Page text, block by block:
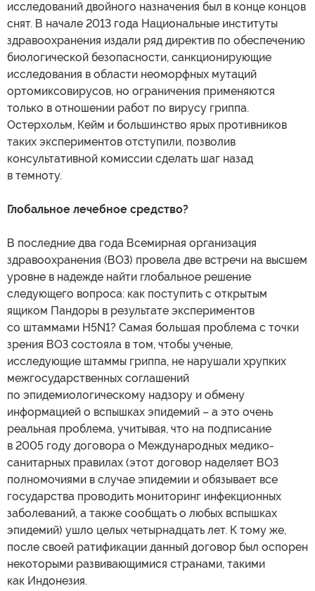
исследований двойного назначения был в конце концов
снят. В начале 2013 года Национальные институты
здравоохранения издали ряд директив по обеспечению
биологической безопасности, санкционирующие
исследования в области неоморфных мутаций
ортомиксовирусов, но ограничения применяются
только в отношении работ по вирусу гриппа.
Остерхольм, Кейм и большинство ярых противников
таких экспериментов отступили, позволив
консультативной комиссии сделать шаг назад
в темноту.
Глобальное лечебное средство?
В последние два года Всемирная организация
здравоохранения (ВОЗ) провела две встречи на высшем
уровне в надежде найти глобальное решение
следующего вопроса: как поступить с открытым
ящиком Пандоры в результате экспериментов
со штаммами H5N1? Самая большая проблема с точки
зрения ВОЗ состояла в том, чтобы ученые,
исследующие штаммы гриппа, не нарушали хрупких
межгосударственных соглашений
по эпидемиологическому надзору и обмену
информацией о вспышках эпидемий – а это очень
реальная проблема, учитывая, что на подписание
в 2005 году договора о Международных медико-
санитарных правилах (этот договор наделяет ВОЗ
полномочиями в случае эпидемии и обязывает все
государства проводить мониторинг инфекционных
заболеваний, а также сообщать о любых вспышках
эпидемий) ушло целых четырнадцать лет. К тому же,
после своей ратификации данный договор был оспорен
некоторыми развивающимися странами, такими
как Индонезия.